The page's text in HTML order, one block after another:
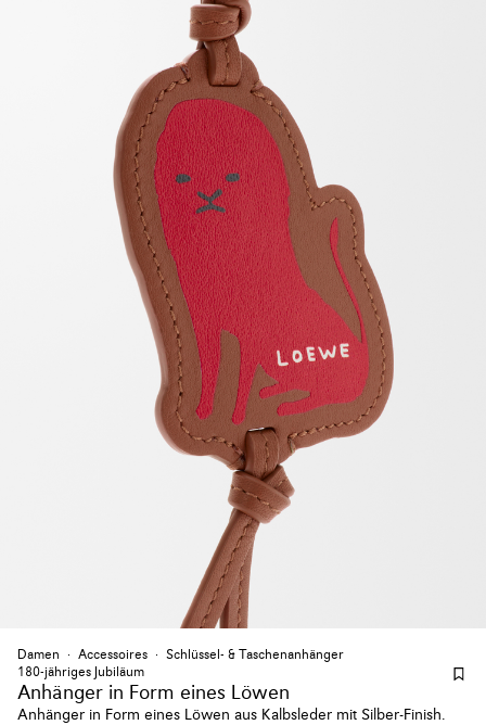
Damen Accessoires
Schlüssel- & Taschenanhänger
180-jähriges Jubiläum
Anhänger in Form eines Löwen
Anhänger in Form eines Löwen aus Kalbsleder mit Silber-Finish.